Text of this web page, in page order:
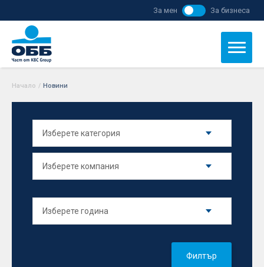
За мен За бизнеса
Начало / Новини
Филтър